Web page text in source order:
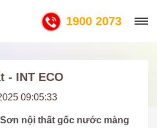
1900 2073
- INT ECO
09:05:33
Sơn nội thất gốc nước màng